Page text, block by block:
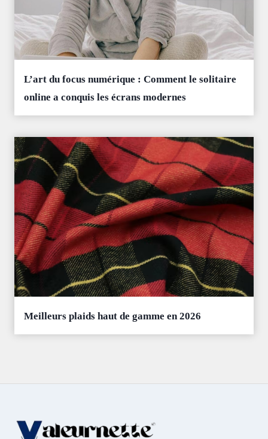
L’art du focus numérique : Comment le solitaire
online a conquis les écrans modernes
Meilleurs plaids haut de gamme en 2026